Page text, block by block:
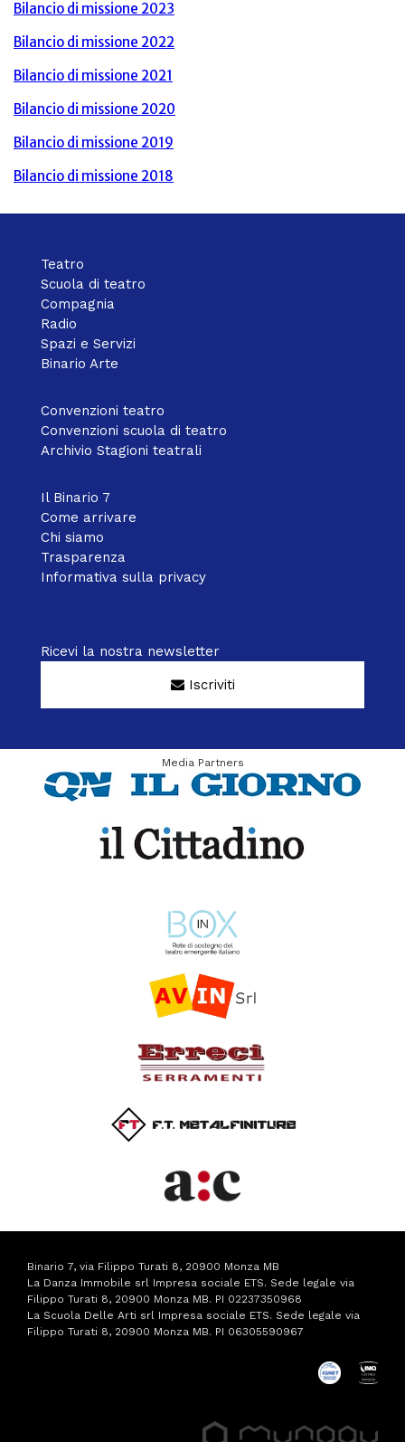
Bilancio di missione 2023
Bilancio di missione 2022
Bilancio di missione 2021
Bilancio di missione 2020
Bilancio di missione 2019
Bilancio di missione 2018
Teatro
Scuola di teatro
Compagnia
Radio
Spazi e Servizi
Binario Arte
Convenzioni teatro
Convenzioni scuola di teatro
Archivio Stagioni teatrali
Il Binario 7
Come arrivare
Chi siamo
Trasparenza
Informativa sulla privacy
Ricevi la nostra newsletter
Iscriviti
Media Partners
Binario 7, via Filippo Turati 8, 20900 Monza MB
La Danza Immobile srl Impresa sociale ETS. Sede legale via
Filippo Turati 8, 20900 Monza MB. PI 02237350968
La Scuola Delle Arti srl Impresa sociale ETS. Sede legale via
Filippo Turati 8, 20900 Monza MB. PI 06305590967